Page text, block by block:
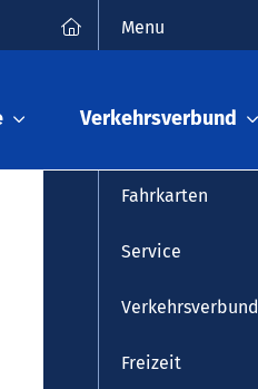
Verkehrsverbund
Menu
Fahrkarten
Service
Verkehrsverbund
Freizeit